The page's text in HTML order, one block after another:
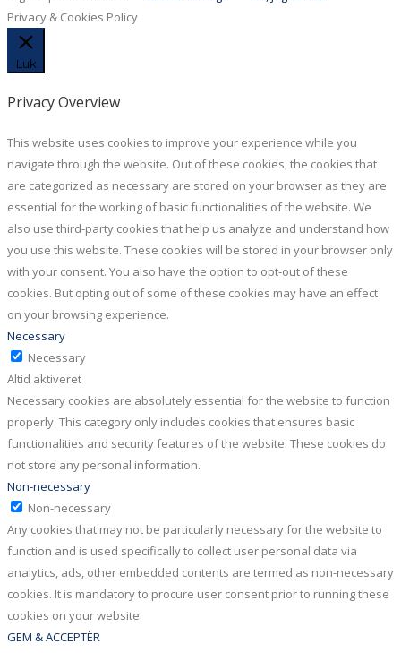
Privacy & Cookies Policy
Luk
Privacy Overview
This website uses cookies to improve your experience while you
navigate through the website. Out of these cookies, the cookies that
are categorized as necessary are stored on your browser as they are
essential for the working of basic functionalities of the website. We
also use third-party cookies that help us analyze and understand how
you use this website. These cookies will be stored in your browser only
with your consent. You also have the option to opt-out of these
cookies. But opting out of some of these cookies may have an effect
on your browsing experience.
Necessary
Necessary
Altid aktiveret
Necessary cookies are absolutely essential for the website to function
properly. This category only includes cookies that ensures basic
functionalities and security features of the website. These cookies do
not store any personal information.
Non-necessary
Non-necessary
Any cookies that may not be particularly necessary for the website to
function and is used specifically to collect user personal data via
analytics, ads, other embedded contents are termed as non-necessary
cookies. It is mandatory to procure user consent prior to running these
cookies on your website.
GEM & ACCEPTÈR